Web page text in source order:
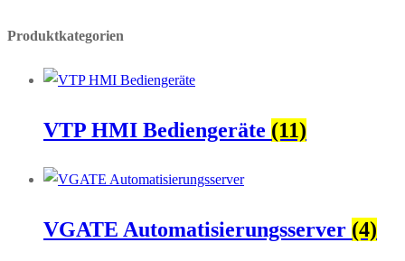
Produktkategorien
VTP HMI Bediengeräte (11)
VGATE Automatisierungsserver (4)